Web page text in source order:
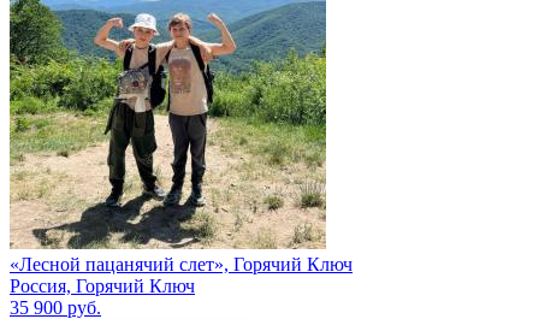
«Лесной пацанячий слет», Горячий Ключ
Россия, Горячий Ключ
35 900 руб.